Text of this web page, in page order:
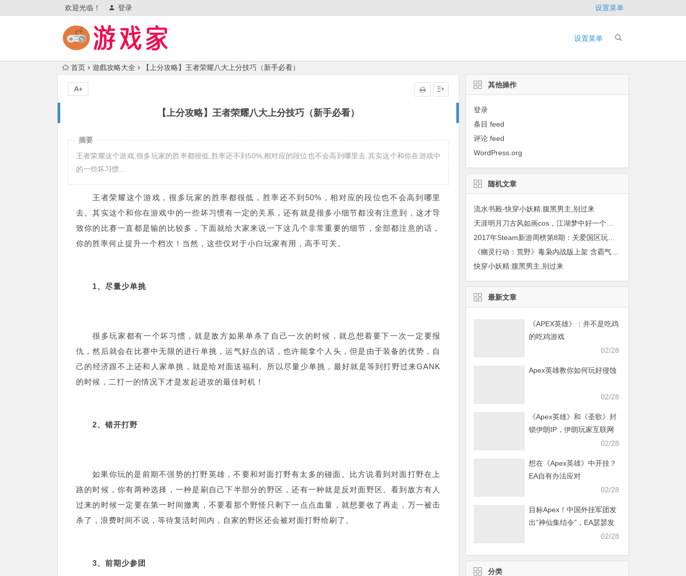
欢迎光临！ 登录 设置菜单
设置菜单
首页 遊戲攻略大全 【上分攻略】王者荣耀八大上分技巧（新手必看）
【上分攻略】王者荣耀八大上分技巧（新手必看）
A+
摘要
王者荣耀这个游戏,很多玩家的胜率都很低,胜率还不到50%,相对应的段位也不会高到哪里去.其实这个和你在游戏中
的一些坏习惯…
王者荣耀这个游戏，很多玩家的胜率都很低，胜率还不到50%，相对应的段位也不会高到哪里
去。其实这个和你在游戏中的一些坏习惯有一定的关系，还有就是很多小细节都没有注意到，这才导
致你的比赛一直都是输的比较多，下面就给大家来说一下这几个非常重要的细节，全部都注意的话，
你的胜率何止提升一个档次！当然，这些仅对于小白玩家有用，高手可关。
1、尽量少单挑
很多玩家都有一个坏习惯，就是敌方如果单杀了自己一次的时候，就总想着要下一次一定要报
仇，然后就会在比赛中无限的进行单挑，运气好点的话，也许能拿个人头，但是由于装备的优势，自
己的经济跟不上还和人家单挑，就是给对面送福利。所以尽量少单挑，最好就是等到打野过来GANK
的时候，二打一的情况下才是发起进攻的最佳时机！
2、错开打野
如果你玩的是前期不强势的打野英雄，不要和对面打野有太多的碰面。比方说看到对面打野在上
路的时候，你有两种选择，一种是刷自己下半部分的野区，还有一种就是反对面野区。看到敌方有人
过来的时候一定要在第一时间撤离，不要看那个野怪只剩下一点点血量，就想要收了再走，万一被击
杀了，浪费时间不说，等待复活时间内，自家的野区还会被对面打野给刷了。
3、前期少参团
其他操作
登录
条目 feed
评论 feed
WordPress.org
随机文章
流水书殿-快穿小妖精:腹黑男主,别过来
2017年Steam新游周榜第8期：关爱国区玩家，从sbeam做起
《幽灵行动：荒野》毒枭内战版上架 含霸气死神雕像
快穿小妖精:腹黑男主,别过来
最新文章
《APEX英雄》：并不是吃鸡
的吃鸡游戏
02/28
Apex英雄教你如何玩好侵蚀
02/28
《Apex英雄》和《圣歌》封
锁伊朗IP，伊朗玩家互联网
02/28
想在《Apex英雄》中开挂？
EA自有办法应对
02/28
目标Apex！中国外挂军团发
出”神仙集结令”，EA瑟瑟发
02/28
分类